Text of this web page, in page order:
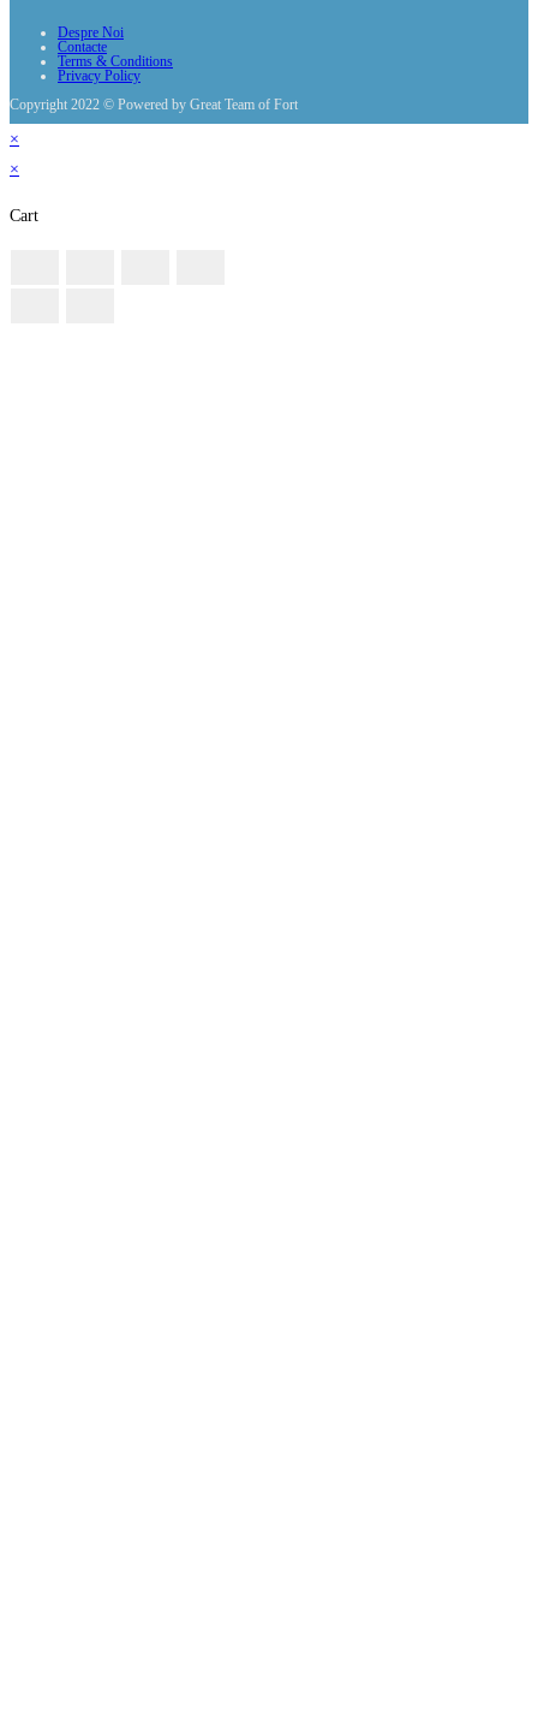
Despre Noi
Contacte
Terms & Conditions
Privacy Policy
Copyright 2022 © Powered by Great Team of Fort
×
×
Cart